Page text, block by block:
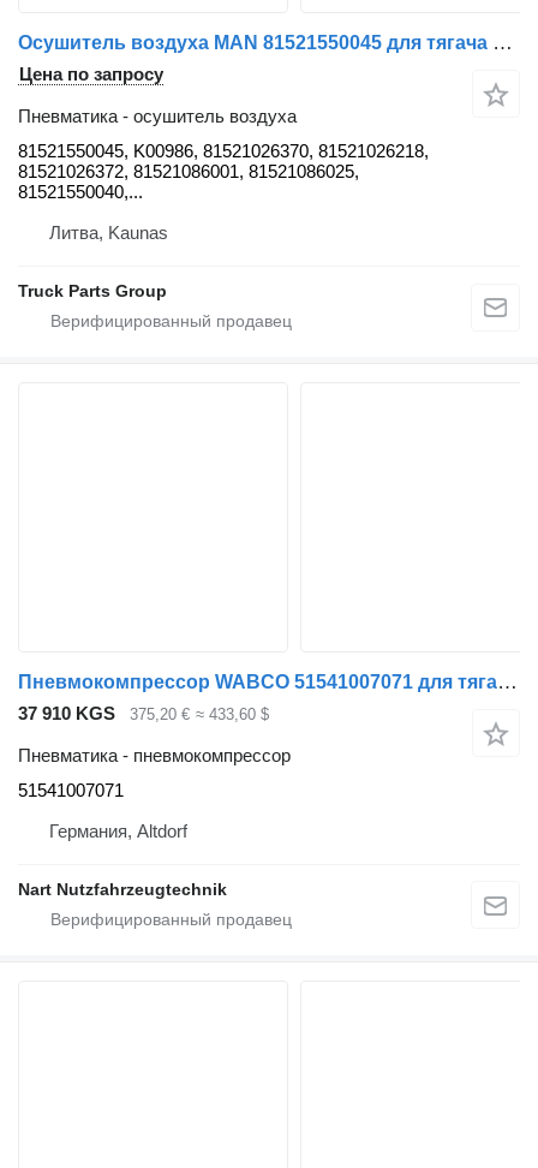
Осушитель воздуха MAN 81521550045 для тягача MAN TGX / TGS EURO6
Цена по запросу
Пневматика - осушитель воздуха
81521550045, K00986, 81521026370, 81521026218,
81521026372, 81521086001, 81521086025,
81521550040,...
Литва, Kaunas
Truck Parts Group
Пневмокомпрессор WABCO 51541007071 для тягача MAN TGA TGL TGM
37 910 KGS 375,20 € ≈ 433,60 $
Пневматика - пневмокомпрессор
51541007071
Германия, Altdorf
Nart Nutzfahrzeugtechnik